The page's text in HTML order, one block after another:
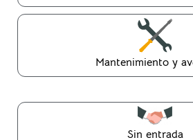
Mantenimiento y
Sin entrada